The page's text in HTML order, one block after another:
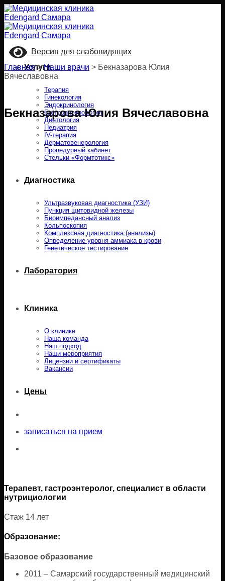
Skip
to
content
Услуги
Терапия
Гинекология
Эндокринология
Гастроэнтерология
Диетология
Педиатрия
IV-терапия
Дерматовенерология
Процедурный кабинет
Стельки «Формтотикс»
Диагностика
Ультразвуковая диагностика (УЗИ)
Пункция щитовидной железы
Биоимпедансный анализ
Кольпоскопия
Комплексная диагностика (анализы)
Определение уровня аммиака в крови
Генетическое тестирование
Лаборатория
Клиника
О клинике
Наша команда
Наш подход
Наши мероприятия
Лицензии и сертификаты
Вакансии
Цены
записаться на прием
Версия для слабовидящих
Главная > Наши врачи > Бекназарова Юлия
Вячеславовна
Бекназарова Юлия Вячеславовна
Терапевт, гастроэнтеролог, специалист в области
нутрициологии
Стаж 14 лет
Образование:
Базовое образование
2011 – Самарский государственный медицинский